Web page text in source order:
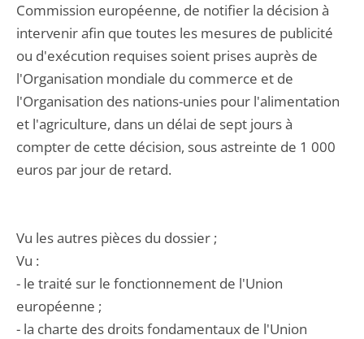
Commission européenne, de notifier la décision à
intervenir afin que toutes les mesures de publicité
ou d'exécution requises soient prises auprès de
l'Organisation mondiale du commerce et de
l'Organisation des nations-unies pour l'alimentation
et l'agriculture, dans un délai de sept jours à
compter de cette décision, sous astreinte de 1 000
euros par jour de retard.
Vu les autres pièces du dossier ;
Vu :
- le traité sur le fonctionnement de l'Union
européenne ;
- la charte des droits fondamentaux de l'Union